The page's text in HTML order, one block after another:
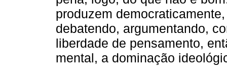
produzem
debatendo, argumentando,
liberdade de pensamento,
mental, a dominação